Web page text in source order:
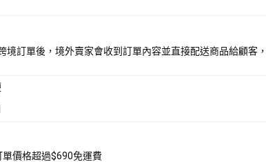
境訂單後，境外賣家會收到訂單內容並直接配送商品給顧
價格超過$690免運費